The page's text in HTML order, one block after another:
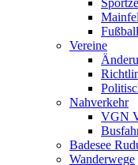
Vereine
Nahverkehr
VGN
Badesee
Wanderwege